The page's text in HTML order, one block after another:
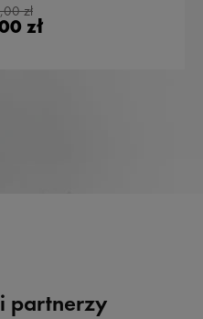
zł
zł
partnerzy